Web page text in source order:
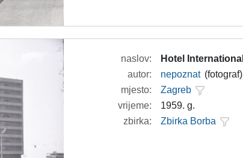
naslov:
Hotel International
autor:
nepoznat (fotograf)
mjesto:
Zagreb
vrijeme:
1959. g.
zbirka:
Zbirka Borba